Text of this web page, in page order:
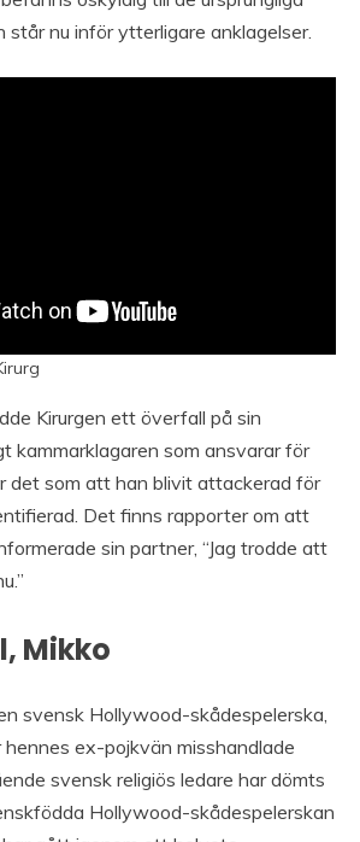
står nu inför ytterligare anklagelser.
Kirurgen ett överfall på sin
kammarklagaren som ansvarar för
det som att han blivit attackerad för
Det finns rapporter om att
sin partner, “Jag trodde att
Mikko
svensk Hollywood-skådespelerska,
ex-pojkvän misshandlade
svensk religiös ledare har dömts
Hollywood-skådespelerskan